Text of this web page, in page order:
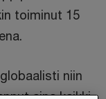
toiminut 15
niin
aina kaikki